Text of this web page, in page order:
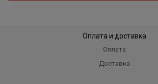
Длина (глубина) без упаковки 26,2 см
Оплата и доставка
Оплата
Доставка